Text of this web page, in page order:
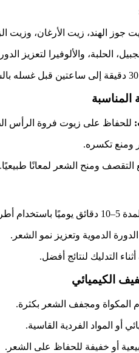
جوز الهند، زيت الأرغان، وزيت
الحلبة، والألوفيرا لتعزيز
للحفاظ على زيوت فروة الرأس
ومنع تكسره.
التقصف ومنح الشعر لمعانًا طبيعيًا.
الدموية وتعزيز نمو الشعر.
التدليك لنتائج أفضل.
المكواة ومجفف الشعر بكثرة.
أو المواد الفردية القاسية.
أو خفيفة للحفاظ على الشعر.